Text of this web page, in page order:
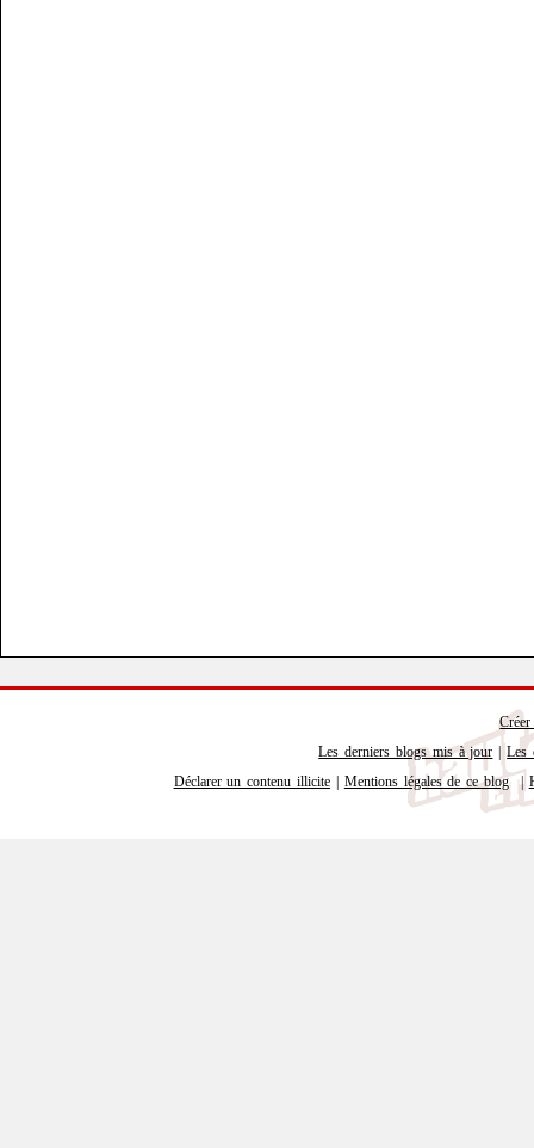
Les derniers blogs mis à jour |Les
Déclarer un contenu illicite
Mentions légales de ce blog |